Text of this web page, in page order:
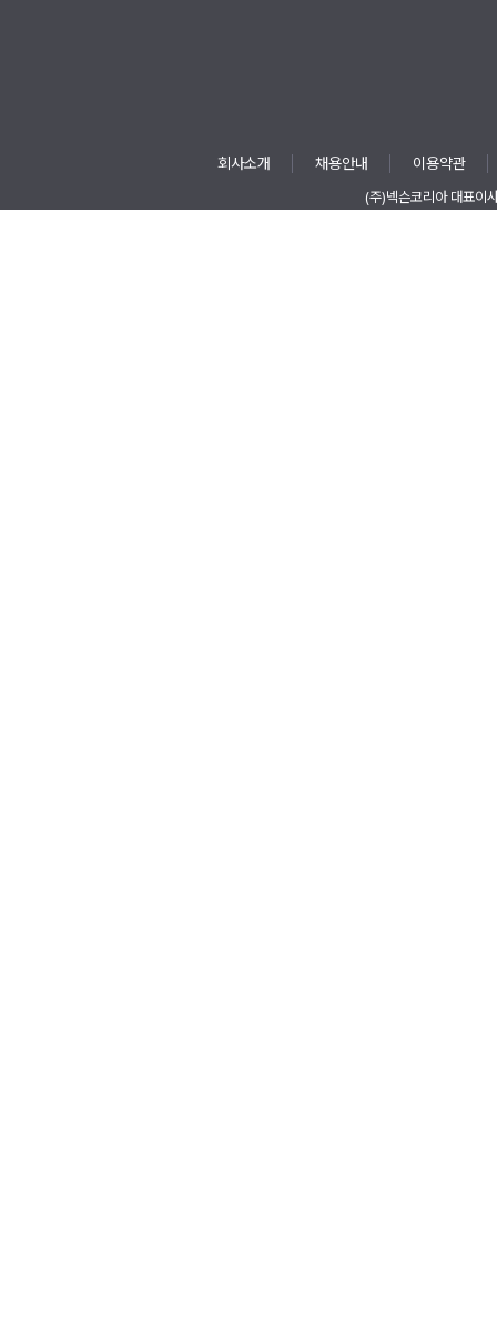
회사소개 채용안내 이용약관
(주)넥슨코리아 대표이